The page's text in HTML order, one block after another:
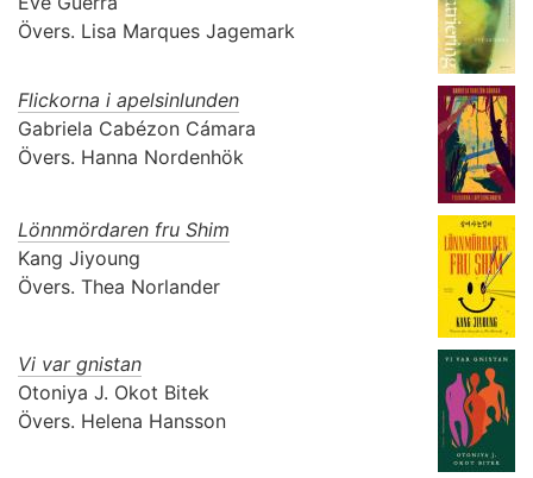
Övers. Lisa Marques Jagemark
Flickorna i apelsinlunden
Gabriela Cabézon Cámara
Övers. Hanna Nordenhök
Lönnmördaren fru Shim
Kang Jiyoung
Övers. Thea Norlander
Vi var gnistan
Otoniya J. Okot Bitek
Övers. Helena Hansson